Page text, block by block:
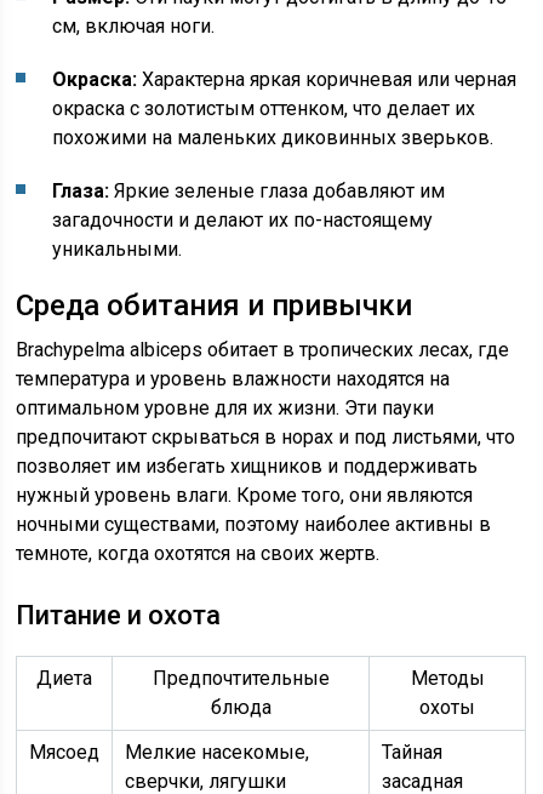
см, включая ноги.
Окраска: Характерна яркая коричневая или черная
окраска с золотистым оттенком, что делает их
похожими на маленьких диковинных зверьков.
Глаза: Яркие зеленые глаза добавляют им
загадочности и делают их по-настоящему
уникальными.
Среда обитания и привычки
Brachypelma albiceps обитает в тропических лесах, где
температура и уровень влажности находятся на
оптимальном уровне для их жизни. Эти пауки
предпочитают скрываться в норах и под листьями, что
позволяет им избегать хищников и поддерживать
нужный уровень влаги. Кроме того, они являются
ночными существами, поэтому наиболее активны в
темноте, когда охотятся на своих жертв.
Питание и охота
Диета
Предпочтительные
блюда
Методы
охоты
Мясоед
Мелкие насекомые,
сверчки, лягушки
Тайная
засадная